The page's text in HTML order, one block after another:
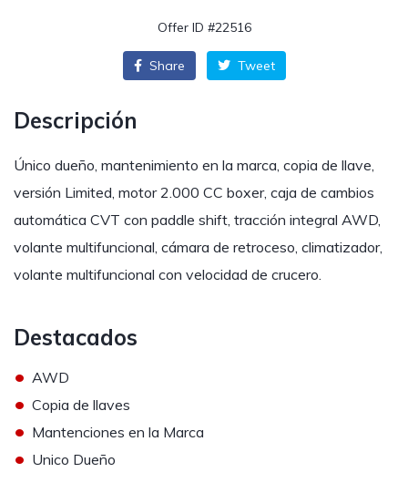
Offer ID #22516
Share Tweet
Descripción
Único dueño, mantenimiento en la marca, copia de llave,
versión Limited, motor 2.000 CC boxer, caja de cambios
automática CVT con paddle shift, tracción integral AWD,
volante multifuncional, cámara de retroceso, climatizador,
volante multifuncional con velocidad de crucero.
Destacados
• AWD
• Copia de llaves
• Mantenciones en la Marca
• Unico Dueño